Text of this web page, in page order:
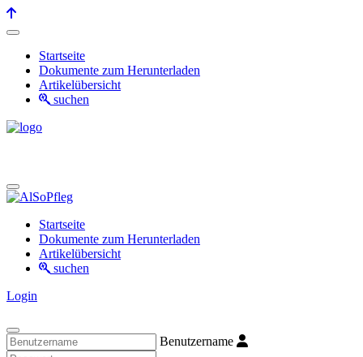
Startseite
Dokumente zum Herunterladen
Artikelübersicht
suchen
Startseite
Dokumente zum Herunterladen
Artikelübersicht
suchen
Login
Benutzername